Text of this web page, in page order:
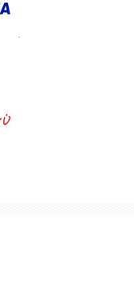
.